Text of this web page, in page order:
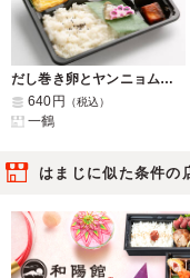
だし巻き卵とヤンニョムチキン弁当
640円
（税込）
一鶴
はまじに似た条件の